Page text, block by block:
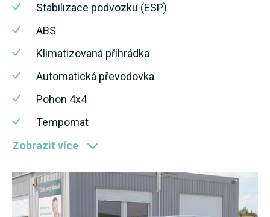
Stabilizace podvozku (ESP)
ABS
Klimatizovaná přihrádka
Automatická převodovka
Pohon 4x4
Tempomat
Zobrazit více